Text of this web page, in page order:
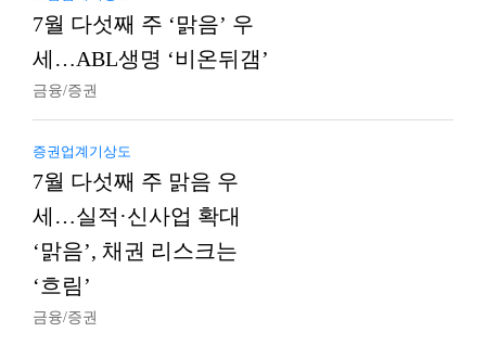
7월 다섯째 주 ‘맑음’ 우
세…ABL생명 ‘비온뒤갬’
금융/증권
증권업계기상도
7월 다섯째 주 맑음 우
세…실적·신사업 확대
‘맑음’, 채권 리스크는
‘흐림’
금융/증권